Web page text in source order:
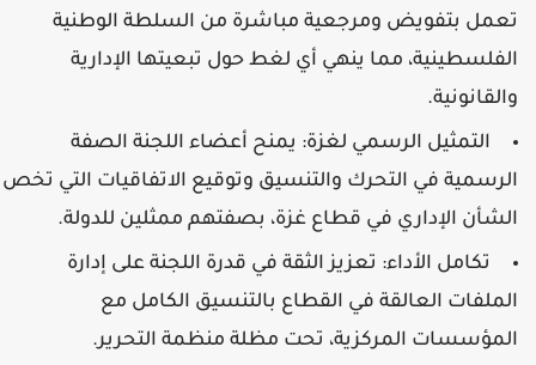
تعمل بتفويض ومرجعية مباشرة من السلطة الوطنية
الفلسطينية، مما ينهي أي لغط حول تبعيتها الإدارية
والقانونية.
التمثيل الرسمي لغزة: يمنح أعضاء اللجنة الصفة
الرسمية في التحرك والتنسيق وتوقيع الاتفاقيات التي تخص
الشأن الإداري في قطاع غزة، بصفتهم ممثلين للدولة.
تكامل الأداء: تعزيز الثقة في قدرة اللجنة على إدارة
الملفات العالقة في القطاع بالتنسيق الكامل مع
المؤسسات المركزية، تحت مظلة منظمة التحرير.